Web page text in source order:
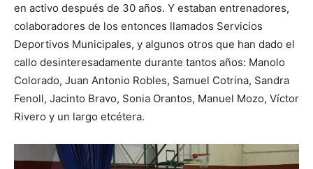
en activo después de 30 años. Y estaban entrenadores,
colaboradores de los entonces llamados Servicios
Deportivos Municipales, y algunos otros que han dado el
callo desinteresadamente durante tantos años: Manolo
Colorado, Juan Antonio Robles, Samuel Cotrina, Sandra
Fenoll, Jacinto Bravo, Sonia Orantos, Manuel Mozo, Víctor
Rivero y un largo etcétera.